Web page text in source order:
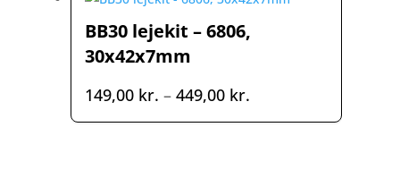
BB30 lejekit – 6806,
30x42x7mm
149,00 kr. – 449,00 kr.Prisinterval:
149,00 kr.